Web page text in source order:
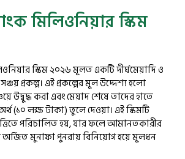
মিলিওনিয়ার স্কিম
স্কিম ২০২৬ মূলত একটি দীর্ঘমেয়াদি ও
প্রকল্প। এই প্রকল্পের মূল উদ্দেশ্য হলো
উদ্বুদ্ধ করা এবং মেয়াদ শেষে তাদের হাতে
(১০ লক্ষ টাকা) তুলে দেওয়া। এই স্কিমটি
পরিচালিত হয়, যার ফলে আমানতকারীর
মুনাফা পুনরায় বিনিয়োগ হয়ে মূলধন